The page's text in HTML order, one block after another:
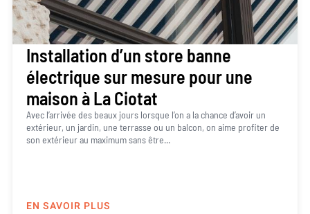
Installation d’un store banne
électrique sur mesure pour une
maison à La Ciotat
Avec l’arrivée des beaux jours lorsque l’on a la chance d’avoir un
extérieur, un jardin, une terrasse ou un balcon, on aime profiter de
son extérieur au maximum sans être...
EN SAVOIR PLUS